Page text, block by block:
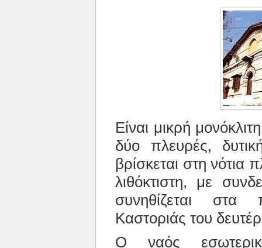
Είναι μικρή
δύο πλευρές,
βρίσκεται στη νότια
λιθόκτιστη, με
συνηθίζεται στα
Καστοριάς του
Ο ναός